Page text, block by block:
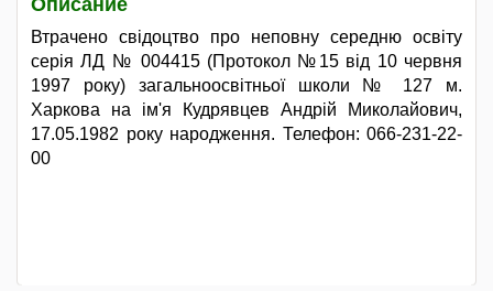
Втрачено свідоцтво про неповну середню освіту
серія ЛД № 004415 (Протокол №15 від 10 червня
1997 року) загальноосвітньої школи № 127 м.
Харкова на ім'я Кудрявцев Андрій Миколайович,
17.05.1982 року народження. Телефон: 066-231-22-
00